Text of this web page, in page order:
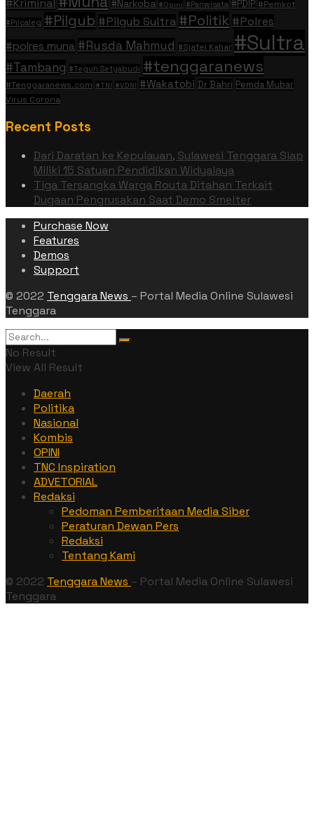
#Narkoba #Opini #Pariwisata #PDIP #Pemkot
#Pilcaleg #Pilgub #Pilgub Sultra #Politik #Polres
#polres muna #Rusda Mahmud #Sjafei Kahar #Sultra
#Tambang #Teguh Setyabudi #tenggaranews
#Tenggaranews.com #TNI #VDNI #Wakatobi Dr Bahri Pemda Mubar
Virus Corona
Recent Posts
Dari Daratan ke Kepulauan, Sulawesi Tenggara Siap
Miliki 15 Satuan Pendidikan Widyalaya
Tiga Tersangka Warga Routa Ditahan Terkait
Dugaan Pengrusakan Saat Demo Smelter
Purchase Now
Features
Demos
Support
© 2022 Tenggara News – Portal Media Online Sulawesi
Tenggara
No Result
View All Result
Daerah
Politika
Nasional
Kombis
OPINI
TNC Inspiration
ADVETORIAL
Redaksi
Pedoman Pemberitaan Media Siber
Peraturan Dewan Pers
Redaksi
Tentang Kami
© 2022 Tenggara News – Portal Media Online Sulawesi
Tenggara